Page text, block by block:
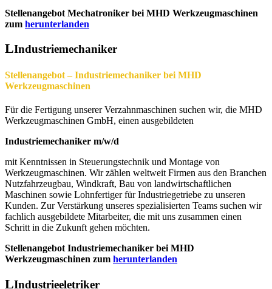
Stellenangebot Mechatroniker bei MHD Werkzeugmaschinen
zum herunterlanden
Industriemechaniker
Stellenangebot – Industriemechaniker bei MHD
Werkzeugmaschinen
Für die Fertigung unserer Verzahnmaschinen suchen wir, die MHD
Werkzeugmaschinen GmbH, einen ausgebildeten
Industriemechaniker m/w/d
mit Kenntnissen in Steuerungstechnik und Montage von
Werkzeugmaschinen. Wir zählen weltweit Firmen aus den Branchen
Nutzfahrzeugbau, Windkraft, Bau von landwirtschaftlichen
Maschinen sowie Lohnfertiger für Industriegetriebe zu unseren
Kunden. Zur Verstärkung unseres spezialisierten Teams suchen wir
fachlich ausgebildete Mitarbeiter, die mit uns zusammen einen
Schritt in die Zukunft gehen möchten.
Stellenangebot Industriemechaniker bei MHD
Werkzeugmaschinen zum herunterlanden
Industrieeletriker